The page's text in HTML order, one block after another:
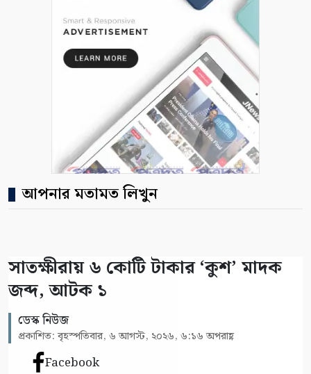
আপনার মতামত লিখুন
সাতক্ষীরায় ৬ কোটি টাকার ‘কুশ’ মাদক
জব্দ, আটক ১
ডেস্ক নিউজ
প্রকাশিত: বৃহস্পতিবার, ৬ আগস্ট, ২০২৬, ৬:১৬ অপরাহ্ণ
Facebook